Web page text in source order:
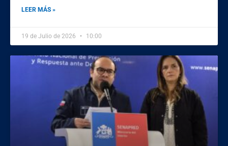
LEER MÁS »
19 de Julio de 2026 10:00